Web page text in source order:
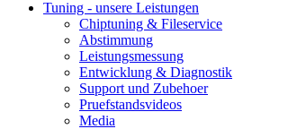
Tuning - unsere Leistungen
Chiptuning & Fileservice
Abstimmung
Leistungsmessung
Entwicklung & Diagnostik
Support und Zubehoer
Pruefstandsvideos
Media